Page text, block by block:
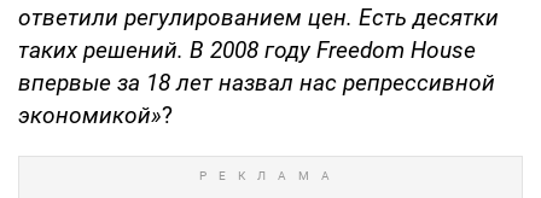
ответили регулированием цен. Есть десятки
таких решений. В 2008 году Freedom House
впервые за 18 лет назвал нас репрессивной
экономикой»?